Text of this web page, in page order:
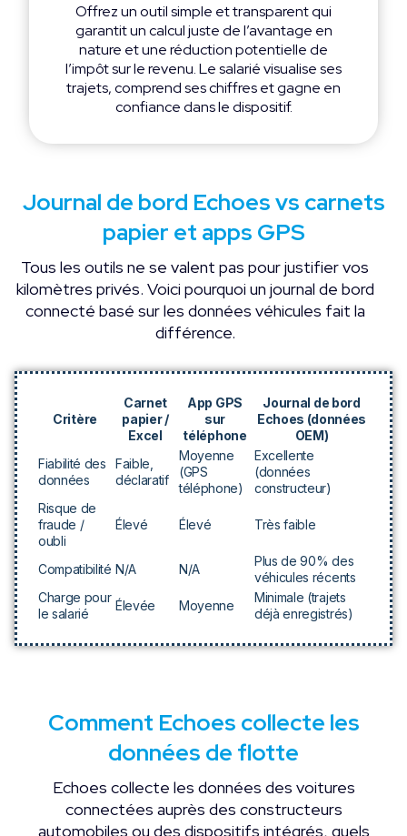
Offrez un outil simple et transparent qui
garantit un calcul juste de l’avantage en
nature et une réduction potentielle de
l’impôt sur le revenu. Le salarié visualise ses
trajets, comprend ses chiffres et gagne en
confiance dans le dispositif.
Journal de bord Echoes vs carnets
papier et apps GPS
Tous les outils ne se valent pas pour justifier vos
kilomètres privés. Voici pourquoi un journal de bord
connecté basé sur les données véhicules fait la
différence.
Critère
Carnet
papier /
Excel
App GPS
sur
téléphone
Journal de bord
Echoes (données
OEM)
Fiabilité des
données
Faible,
déclaratif
Moyenne
(GPS
téléphone)
Excellente
(données
constructeur)
Risque de
fraude /
oubli
Élevé Élevé Très faible
Compatibilité N/A N/A
Plus de 90% des
véhicules récents
Charge pour
le salarié
Élevée Moyenne
Minimale (trajets
déjà enregistrés)
Comment Echoes collecte les
données de flotte
Echoes collecte les données des voitures
connectées auprès des constructeurs
automobiles ou des dispositifs intégrés, quels